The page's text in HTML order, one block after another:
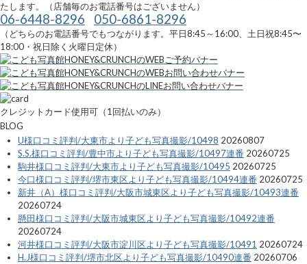
たします。（店舗毎のお電話番号はございません）
06-6448-8296 050-6861-8296
（どちらのお電話番号でもつながります。平日8:45～16:00、土日祝8:45〜
18:00・祝日除く火曜日定休）
クレジットカード使用可（1回払いのみ）
BLOG
U様口コミ評判/大東市より子ども写真撮影/10498 20260807
S.S.様口コミ評判/豊中市より子ども写真撮影/10497連番 20260725
駒井様口コミ評判/大東市より子ども写真撮影/10495 20260725
今口様口コミ評判/堺市東区より子ども写真撮影/10494連番 20260725
新井（A）様口コミ評判/大阪市城東区より子ども写真撮影/10493連番
20260724
懸田様口コミ評判/大阪市城東区より子ども写真撮影/10492連番
20260724
河井様口コミ評判/大阪市淀川区より子ども写真撮影/10491 20260724
H.J様口コミ評判/堺市北区より子ども写真撮影/10490連番 20260706